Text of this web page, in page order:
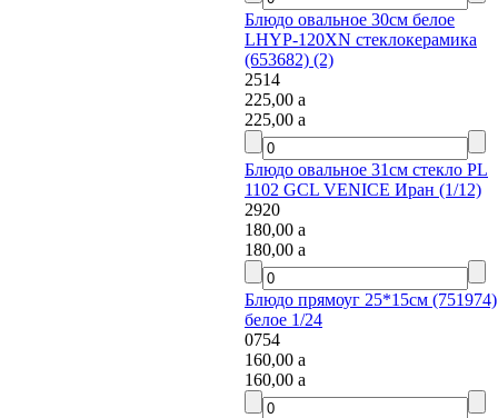
Блюдо овальное 30см белое
LHYP-120XN стеклокерамика
(653682) (2)
2514
225,00a
225,00a
Блюдо овальное 31см стекло PL
1102 GCL VENICE Иран (1/12)
2920
180,00a
180,00a
Блюдо прямоуг 25*15см (751974)
белое 1/24
0754
160,00a
160,00a